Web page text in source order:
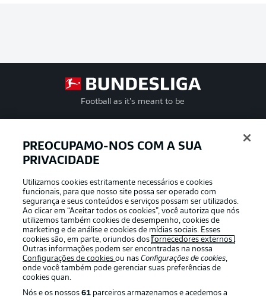
Football as it’s meant to be
APLICATIVO DA BUNDESLIGA
Oferecido por
PREOCUPAMO-NOS COM A SUA
PRIVACIDADE
Utilizamos cookies estritamente necessários e cookies
funcionais, para que nosso site possa ser operado com
segurança e seus conteúdos e serviços possam ser utilizados.
Ao clicar em “Aceitar todos os cookies”, você autoriza que nós
utilizemos também cookies de desempenho, cookies de
marketing e de análise e cookies de mídias sociais. Esses
cookies são, em parte, oriundos dosfornecedores externos .
Outras informações podem ser encontradas na nossa
Configurações de cookiesou nasConfigurações de cookies,
onde você também pode gerenciar suas preferências de
cookies quan.
Nós e os nossos61 parceiros armazenamos e acedemos a